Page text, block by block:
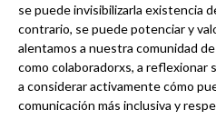
se puede invisibilizarla existencia
contrario, se puede potenciar y
alentamos a nuestra comunidad
como colaboradorxs, a reflexionar
a considerar activamente cómo
comunicación más inclusiva y